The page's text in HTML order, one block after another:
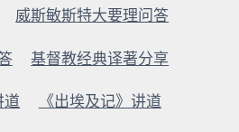
威斯敏斯特大要理问答
基督教经典译著分享
道 《出埃及记》讲道